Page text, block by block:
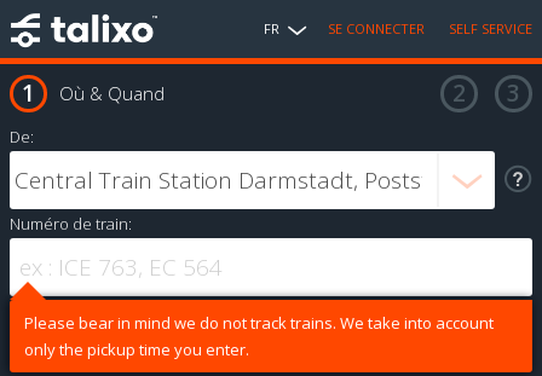
FR SE CONNECTER SELF SERVICE
Où & Quand
De:
Numéro de train:
Please bear in mind we do not track trains. We take into account
only the pickup time you enter.